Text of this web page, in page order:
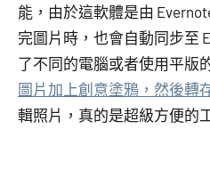
能，由於這軟體是由
完圖片時，也會自動同步至
了不同的電腦或者使用平版
圖片加上創意塗鴉，然後轉
輯照片，真的是超級方便的